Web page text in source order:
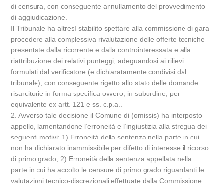
di censura, con conseguente annullamento del provvedimento
di aggiudicazione.
Il Tribunale ha altresì stabilito spettare alla commissione di gara
procedere alla complessiva rivalutazione delle offerte tecniche
presentate dalla ricorrente e dalla controinteressata e alla
riattribuzione dei relativi punteggi, adeguandosi ai rilievi
formulati dal verificatore (e dichiaratamente condivisi dal
tribunale), con conseguente rigetto allo stato delle domande
risarcitorie in forma specifica ovvero, in subordine, per
equivalente ex artt. 121 e ss. c.p.a..
2. Avverso tale decisione il Comune di (omissis) ha interposto
appello, lamentandone l’erroneità e l’ingiustizia alla stregua dei
seguenti motivi: 1) Erroneità della sentenza nella parte in cui
non ha dichiarato inammissibile per difetto di interesse il ricorso
di primo grado; 2) Erroneità della sentenza appellata nella
parte in cui ha accolto le censure di primo grado riguardanti le
valutazioni tecnico-discrezionali effettuate dalla Commissione